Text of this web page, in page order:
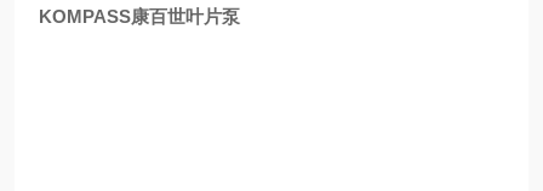
KOMPASS康百世叶片泵